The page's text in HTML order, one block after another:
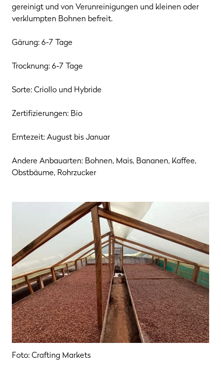
gereinigt und von Verunreinigungen und kleinen oder
verklumpten Bohnen befreit.
Gärung: 6-7 Tage
Trocknung: 6-7 Tage
Sorte: Criollo und Hybride
Zertifizierungen: Bio
Erntezeit: August bis Januar
Andere Anbauarten: Bohnen, Mais, Bananen, Kaffee,
Obstbäume, Rohrzucker
Foto: Crafting Markets